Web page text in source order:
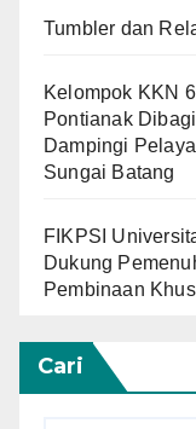
Tumbler dan
Kelompok KKN
Pontianak
Dampingi
Sungai Batang
FIKPSI
Dukung
Pembinaan
Cari